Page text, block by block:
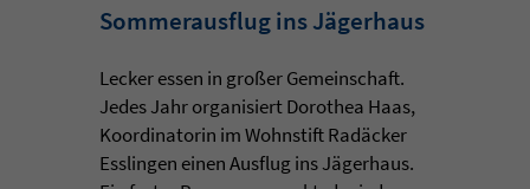
Sommerausflug ins Jägerhaus
Lecker essen in großer Gemeinschaft.
Jedes Jahr organisiert Dorothea Haas,
Koordinatorin im Wohnstift Radäcker
Esslingen einen Ausflug ins Jägerhaus.